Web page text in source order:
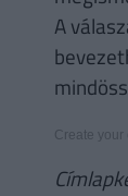
A
Create your